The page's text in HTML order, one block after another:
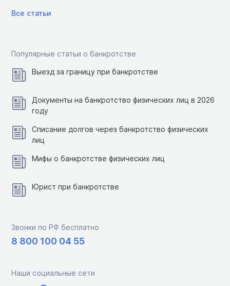
Все статьи
Популярные статьи о банкротстве
Выезд за границу при банкротстве
Документы на банкротство физических лиц в 2026
году
Списание долгов через банкротство физических
лиц
Мифы о банкротстве физических лиц
Юрист при банкротстве
Звонки по РФ бесплатно
8 800 100 04 55
Наши социальные сети